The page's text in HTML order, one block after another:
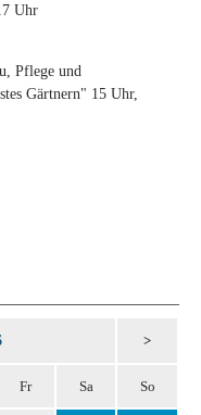
Uhr
Pflege und
Gärtnern" 15 Uhr,
>
Fr Sa So